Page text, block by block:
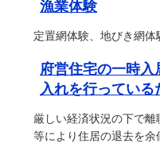
漁業体験
定置網体験、地びき網体
府営住宅の一時
入れを行っている
厳しい経済状況の下で
等により住居の退去を